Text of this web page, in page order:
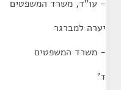
- עו"ד, משרד המשפטים
יערה למברגר
- משרד המשפטים
ד'